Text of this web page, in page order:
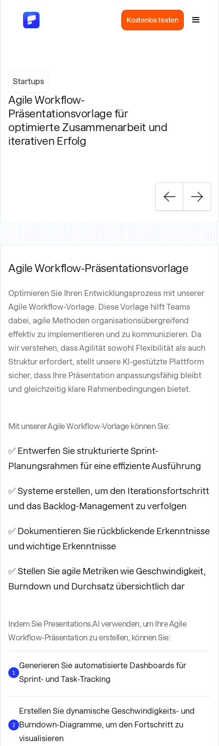
Kostenlos testen
Startups
Agile Workflow-
Präsentationsvorlage für
optimierte Zusammenarbeit und
iterativen Erfolg
Agile Workflow-Präsentationsvorlage
Optimieren Sie Ihren Entwicklungsprozess mit unserer
Agile Workflow-Vorlage. Diese Vorlage hilft Teams
dabei, agile Methoden organisationsübergreifend
effektiv zu implementieren und zu kommunizieren. Da
wir verstehen, dass Agilität sowohl Flexibilität als auch
Struktur erfordert, stellt unsere KI-gestützte Plattform
sicher, dass Ihre Präsentation anpassungsfähig bleibt
und gleichzeitig klare Rahmenbedingungen bietet.
Mit unserer Agile Workflow-Vorlage können Sie:
✅ Entwerfen Sie strukturierte Sprint-
Planungsrahmen für eine effiziente Ausführung
✅ Systeme erstellen, um den Iterationsfortschritt
und das Backlog-Management zu verfolgen
✅ Dokumentieren Sie rückblickende Erkenntnisse
und wichtige Erkenntnisse
✅ Stellen Sie agile Metriken wie Geschwindigkeit,
Burndown und Durchsatz übersichtlich dar
Indem Sie Presentations.AI verwenden, um Ihre Agile
Workflow-Präsentation zu erstellen, können Sie:
1
Generieren Sie automatisierte Dashboards für
Sprint- und Task-Tracking
2
Erstellen Sie dynamische Geschwindigkeits- und
Burndown-Diagramme, um den Fortschritt zu
visualisieren